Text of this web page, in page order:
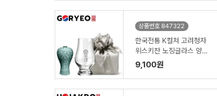
상품번호 847322
한국전통 K컬쳐 고려청자
위스키잔 노징글라스 양주
니트잔 170ml (보자기 포
장)
9,100원